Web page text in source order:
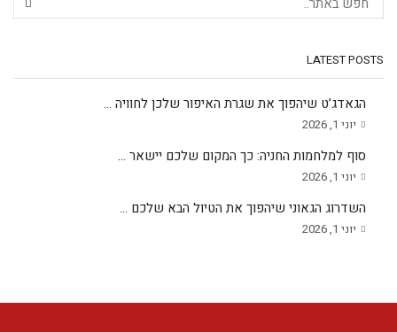
LATEST POSTS
הגאדג’ט שיהפוך את שגרת האיפור שלכן לחוויה ...
יוני 1, 2026
סוף למלחמות החניה: כך המקום שלכם יישאר ...
יוני 1, 2026
השדרוג הגאוני שיהפוך את הטיול הבא שלכם ...
יוני 1, 2026